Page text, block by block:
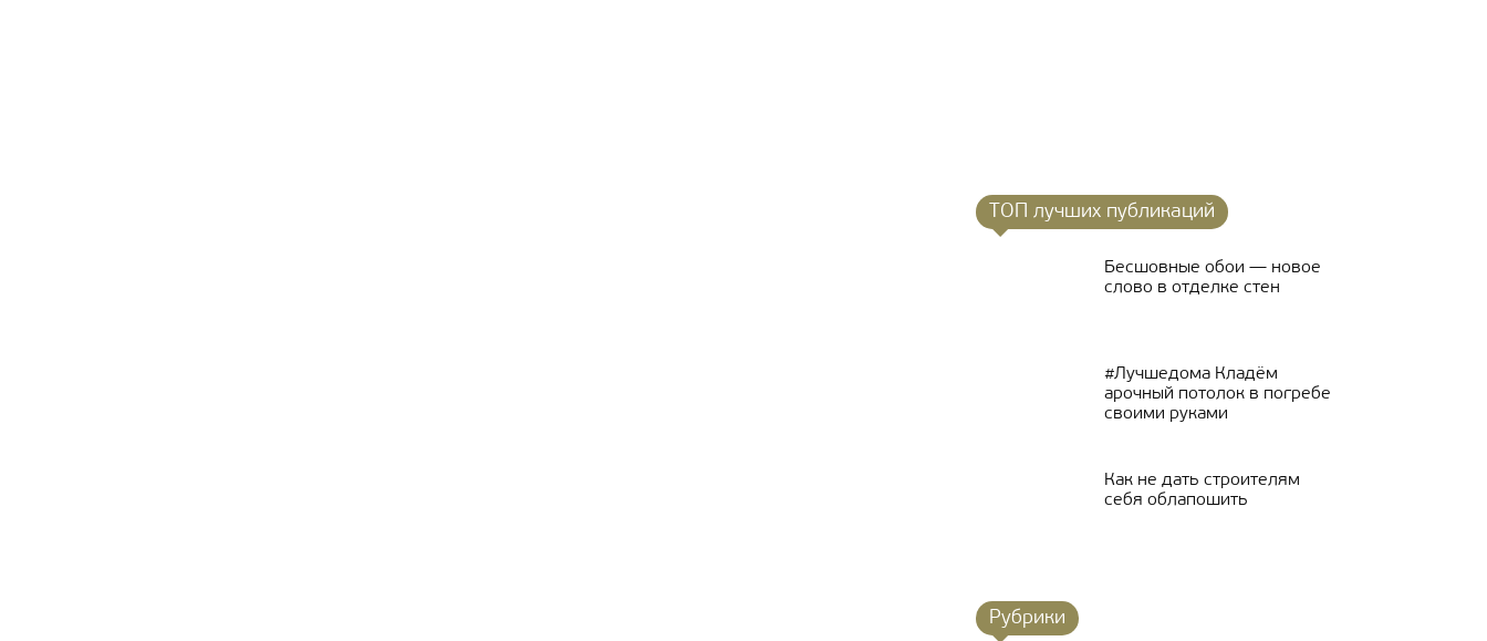
ТОП лучших публикаций
Бесшовные обои — новое
слово в отделке стен
#Лучшедома Кладём
арочный потолок в погребе
своими руками
Как не дать строителям
себя облапошить
Рубрики